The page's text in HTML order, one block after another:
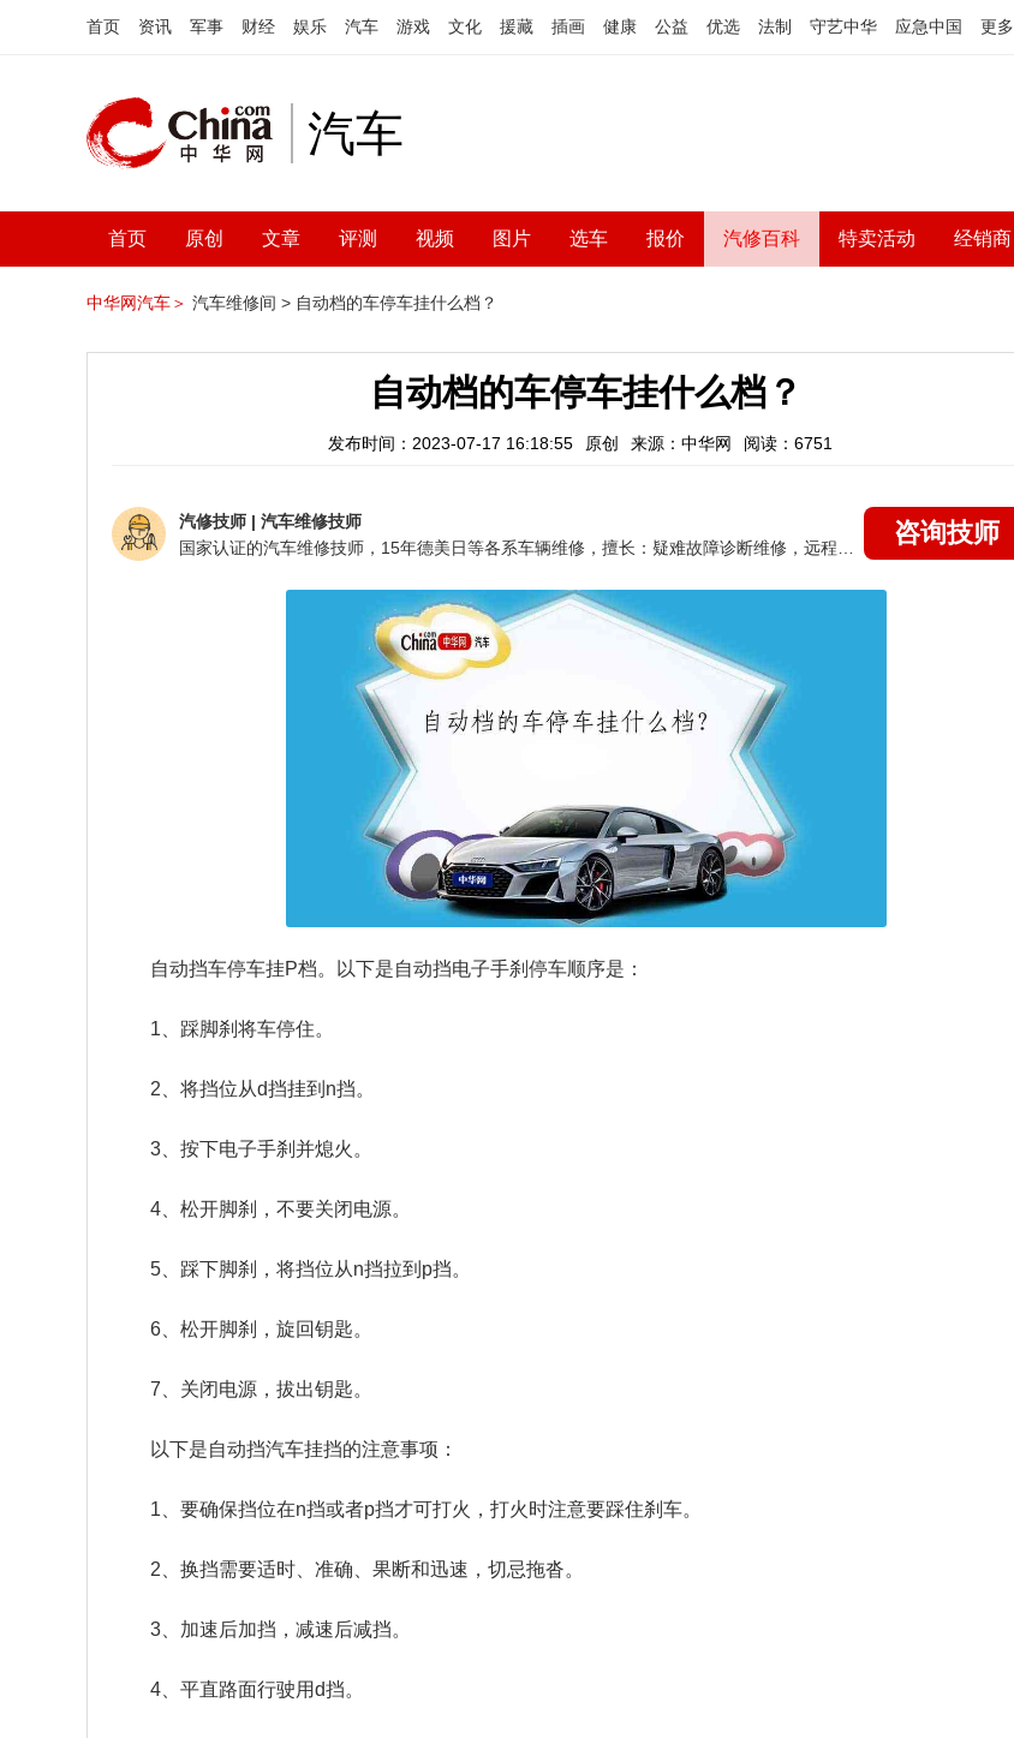
首页 资讯 军事 财经 娱乐 汽车 游戏 文化 援藏 插画 健康 公益 优选 法制 守艺中华 应急中国 更多
汽车
首页 原创 文章 评测 视频 图片 选车 报价 汽修百科 特卖活动 经销商
中华网汽车＞ 汽车维修间 > 自动档的车停车挂什么档？
自动档的车停车挂什么档？
发布时间：2023-07-17 16:18:55 原创 来源：中华网 阅读：6751
汽修技师 | 汽车维修技师
咨询技师
自动挡车停车挂P档。以下是自动挡电子手刹停车顺序是：
1、踩脚刹将车停住。
2、将挡位从d挡挂到n挡。
3、按下电子手刹并熄火。
4、松开脚刹，不要关闭电源。
5、踩下脚刹，将挡位从n挡拉到p挡。
6、松开脚刹，旋回钥匙。
7、关闭电源，拔出钥匙。
以下是自动挡汽车挂挡的注意事项：
1、要确保挡位在n挡或者p挡才可打火，打火时注意要踩住刹车。
2、换挡需要适时、准确、果断和迅速，切忌拖沓。
3、加速后加挡，减速后减挡。
4、平直路面行驶用d挡。